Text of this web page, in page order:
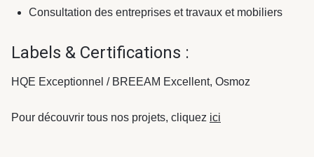
Consultation des entreprises et travaux et mobiliers
Labels & Certifications :
HQE Exceptionnel / BREEAM Excellent, Osmoz
Pour découvrir tous nos projets, cliquez ici